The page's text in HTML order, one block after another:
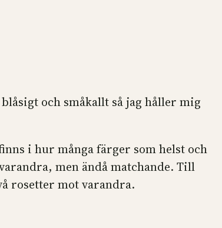
och småkallt så jag håller mig
i hur många färger som helst och
men ändå matchande. Till
rosetter mot varandra.